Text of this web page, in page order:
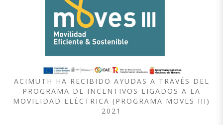
ACIMUTH HA RECIBIDO AYUDAS A TRAVÉS DEL
PROGRAMA DE INCENTIVOS LIGADOS A LA
MOVILIDAD ELÉCTRICA (PROGRAMA MOVES III)
2021